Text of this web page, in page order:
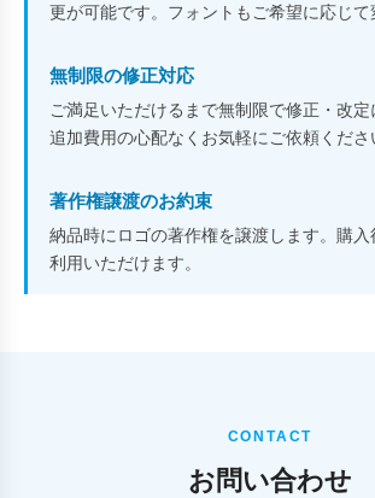
更が可能です。フォントもご希望に応じて
無制限の修正対応
ご満足いただけるまで無制限で修正・改定
追加費用の心配なくお気軽にご依頼くださ
著作権譲渡のお約束
納品時にロゴの著作権を譲渡します。購
利用いただけます。
CONTACT
お問い合わせ